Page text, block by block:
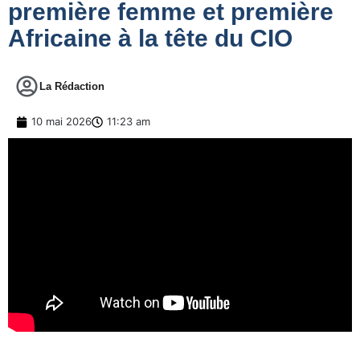
première femme et première
Africaine à la tête du CIO
La Rédaction
10 mai 2026 11:23 am